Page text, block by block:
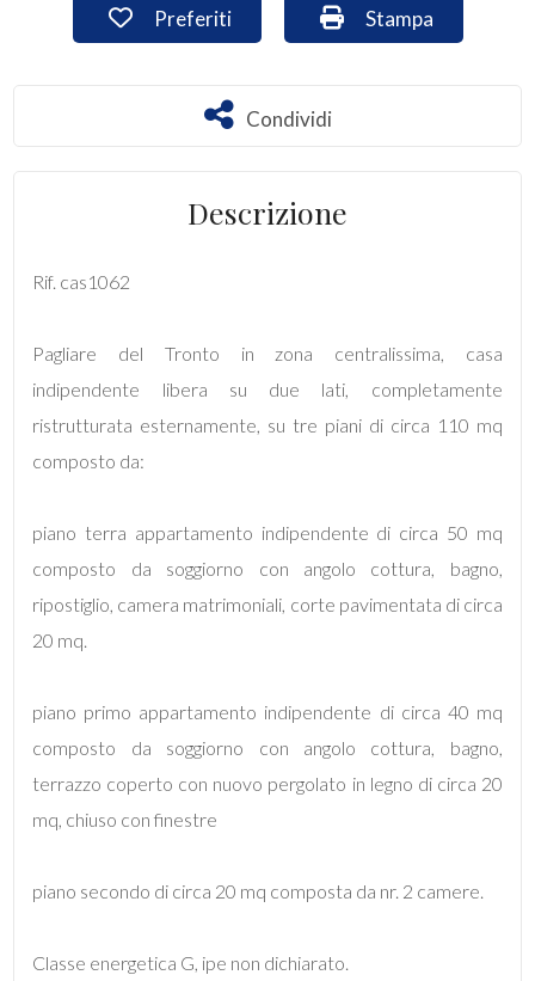
Preferiti: Cod. cas1062
Preferiti Stampa: Cod.
Stampa
Condividi
Condividi
Descrizione
Rif. cas1062
Pagliare del Tronto in zona centralissima, casa
indipendente libera su due lati, completamente
ristrutturata esternamente, su tre piani di circa 110 mq
composto da:
piano terra appartamento indipendente di circa 50 mq
composto da soggiorno con angolo cottura, bagno,
ripostiglio, camera matrimoniali, corte pavimentata di circa
20 mq.
piano primo appartamento indipendente di circa 40 mq
composto da soggiorno con angolo cottura, bagno,
terrazzo coperto con nuovo pergolato in legno di circa 20
mq, chiuso con finestre
piano secondo di circa 20 mq composta da nr. 2 camere.
Classe energetica G, ipe non dichiarato.
Industriali
Qualsiasi
1
2
3